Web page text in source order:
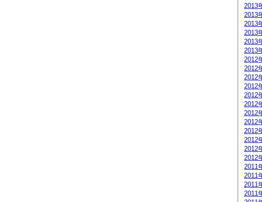
2013
2013
2013
2013
2013
2013
2012
2012
2012
2012
2012
2012
2012
2012
2012
2012
2012
2012
2011
2011
2011
2011